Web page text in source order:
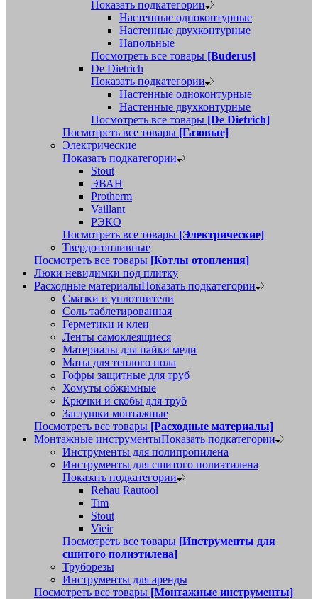
Показать подкатегории
Настенные одноконтурные
Настенные двухконтурные
Напольные
Посмотреть все товары [Buderus]
De Dietrich
Показать подкатегории
Настенные одноконтурные
Настенные двухконтурные
Посмотреть все товары [De Dietrich]
Посмотреть все товары [Газовые]
Электрические
Показать подкатегории
Stout
ЭВАН
Protherm
Vaillant
РЭКО
Посмотреть все товары [Электрические]
Твердотопливные
Посмотреть все товары [Котлы отопления]
Люки невидимки под плитку
Расходные материалыПоказать подкатегории
Смазки и уплотнители
Соль таблетированная
Герметики и клеи
Ленты самоклеящиеся
Материалы для пайки меди
Маты для теплого пола
Гофры защитные для труб
Хомуты обжимные
Крючки и скобы для труб
Заглушки монтажные
Посмотреть все товары [Расходные материалы]
Монтажные инструментыПоказать подкатегории
Инструменты для полипропилена
Инструменты для сшитого полиэтилена
Показать подкатегории
Rehau Rautool
Tim
Stout
Vieir
Посмотреть все товары [Инструменты для
сшитого полиэтилена]
Труборезы
Инструменты для аренды
Посмотреть все товары [Монтажные инструменты]